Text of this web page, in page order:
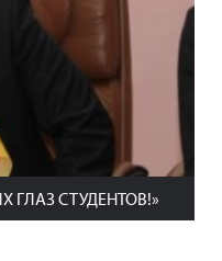
СТУДЕНТОВ!»